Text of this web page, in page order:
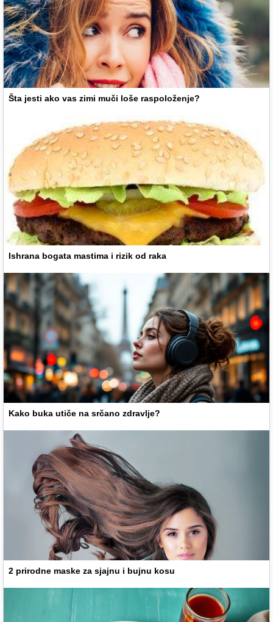
Šta jesti ako vas zimi muči loše raspoloženje?
Ishrana bogata mastima i rizik od raka
Kako buka utiče na srčano zdravlje?
2 prirodne maske za sjajnu i bujnu kosu